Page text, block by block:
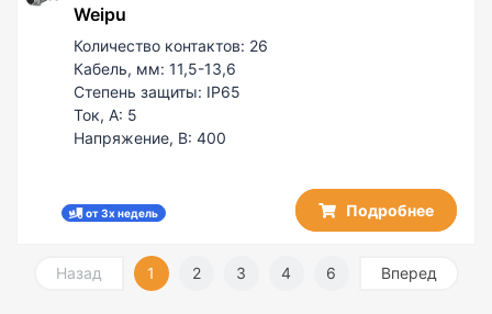
Weipu
Количество контактов: 26
Кабель, мм:11,5-13,6
Степень защиты: IP65
Ток, А: 5
Напряжение, В:400
от 3х недель Подробнее
Назад 1 2 3 4 6 Вперед